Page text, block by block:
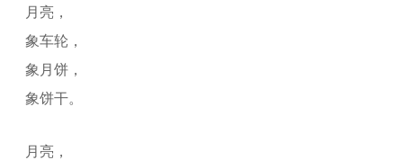
月亮，
象车轮，
象月饼，
象饼干。
月亮，